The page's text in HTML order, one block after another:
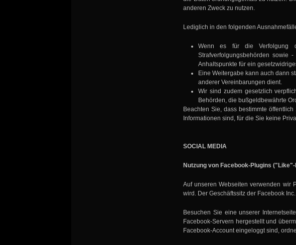
anderen Zweck zu nutzen.
Lediglich in den folgenden
Wenn es für die Verfolgung
Strafverfolgungsbehörden sowie
Anhaltspunkte für ein
Eine Weitergabe kann auch dann
anderer Vereinbarungen dient.
Wir sind zudem gesetzlich
Behörden, die bußgeldbewährte
Beachten Sie, dass bestimmte
Informationen sind, für die Sie keine
SOCIAL MEDIA
Nutzung von Facebook-Plugins
Auf unseren Webseiten verwenden wir
wird. Der Geschäftssitz der Facebook
Besuchen Sie eine unserer
Facebook-Servern hergestellt und
Facebook-Account eingeloggt sind,